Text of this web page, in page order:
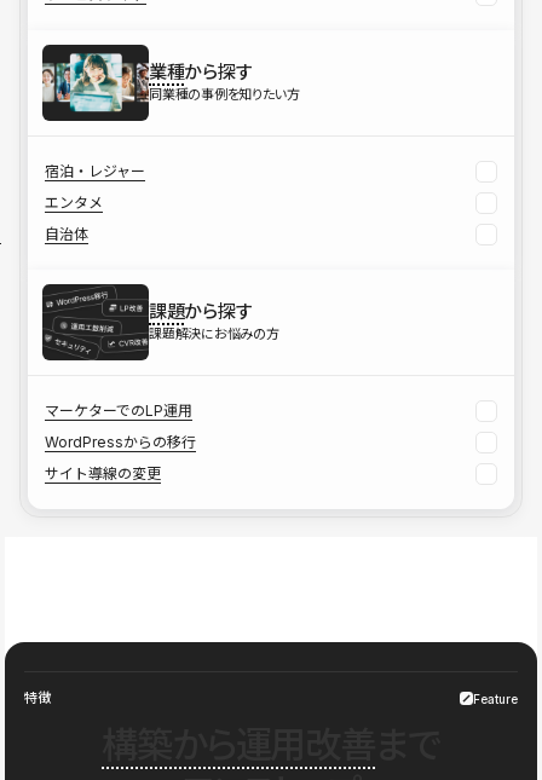
業種から探す
同業種の事例を知りたい方
宿泊・レジャー
エンタメ
自治体
課題から探す
課題解決にお悩みの方
マーケターでのLP運用
WordPressからの移行
サイト導線の変更
特徴 Feature